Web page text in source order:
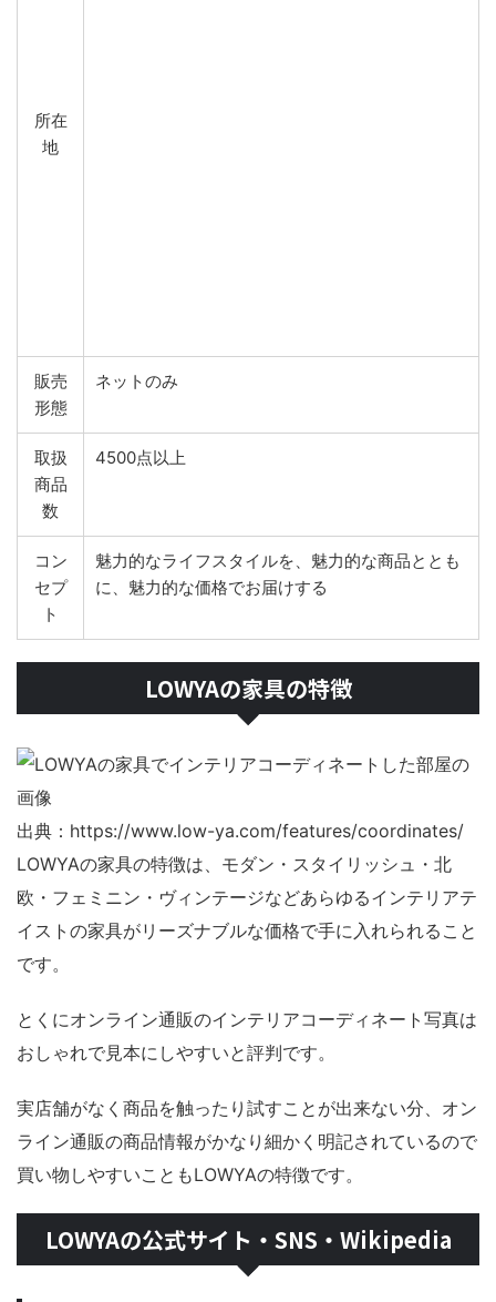
所在
地
販売
形態
ネットのみ
取扱
商品
数
4500点以上
コン
セプ
ト
魅力的なライフスタイルを、魅力的な商品ととも
に、魅力的な価格でお届けする
LOWYAの家具の特徴
出典：https://www.low-ya.com/features/coordinates/
LOWYAの家具の特徴は、モダン・スタイリッシュ・北
欧・フェミニン・ヴィンテージなどあらゆるインテリアテ
イストの家具がリーズナブルな価格で手に入れられること
です。
とくにオンライン通販のインテリアコーディネート写真は
おしゃれで見本にしやすいと評判です。
実店舗がなく商品を触ったり試すことが出来ない分、オン
ライン通販の商品情報がかなり細かく明記されているので
買い物しやすいこともLOWYAの特徴です。
LOWYAの公式サイト・SNS・Wikipedia